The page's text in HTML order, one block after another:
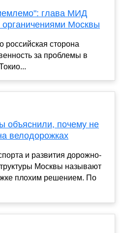
глава МИД
Москвы
российская сторона
за проблемы в
объяснили, почему не
велодорожках
и развития дорожно-
Москвы называют
плохим решением. По